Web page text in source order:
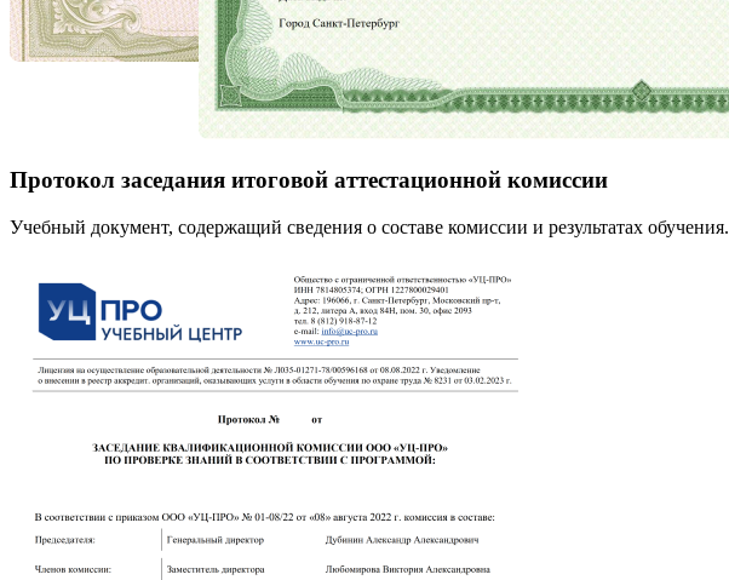
Протокол заседания итоговой аттестационной комиссии
Учебный документ, содержащий сведения о составе комиссии и результатах обучения.